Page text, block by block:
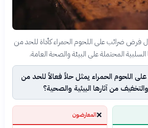
فرض ضرائب على اللحوم الحمراء كأداة للحد من
السلبية المحتملة على البيئة والصحة العامة.
اللحوم الحمراء يمثل حلاً فعالاً للحد من
من آثارها البيئية والصحية؟
❌المعارضون